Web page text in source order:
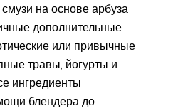
на основе арбуза
дополнительные
или привычные
травы, йогурты и
ингредиенты
блендера до